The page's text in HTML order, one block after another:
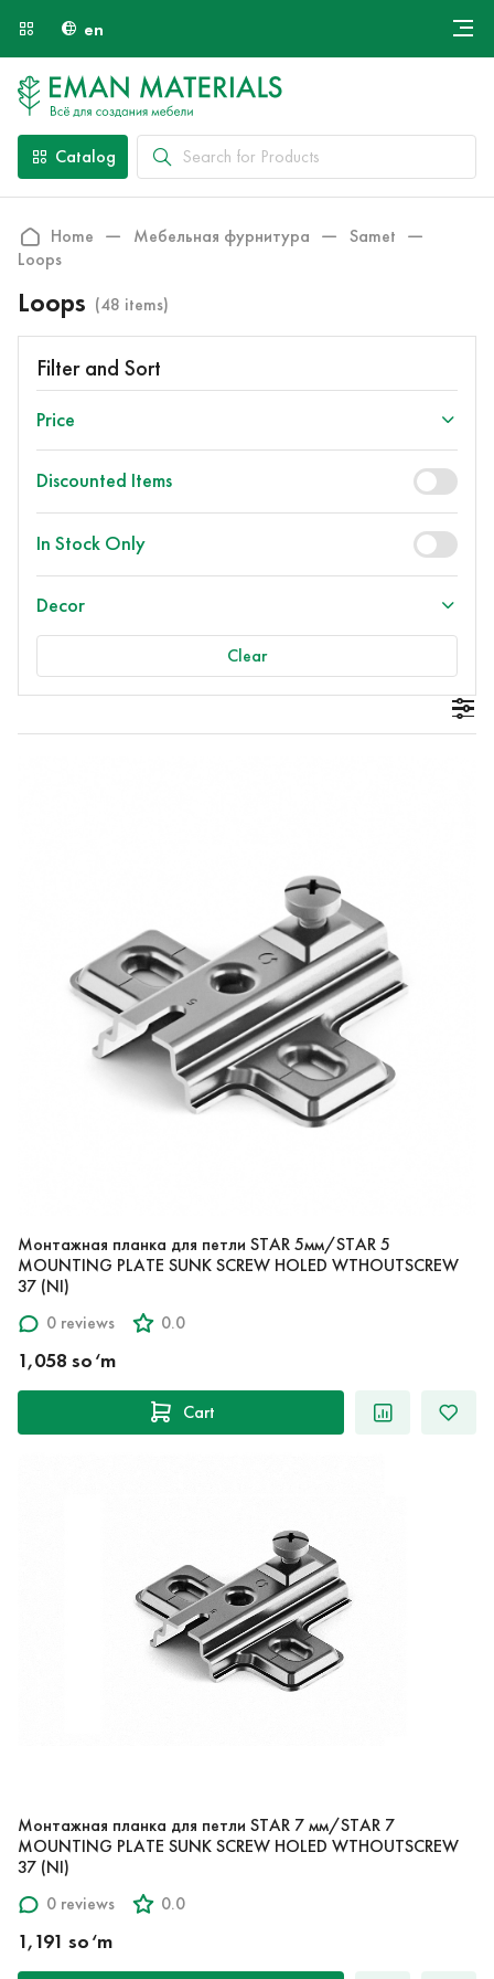
en
Payment and Delivery
Contacts
Catalog
Home Мебельная фурнитура
Samet
Loops
Loops (48 items)
Filter and Sort
Price
Discounted Items
In Stock Only
Decor
Clear
Монтажная планка для петли STAR 5мм/STAR 5
MOUNTING PLATE SUNK SCREW HOLED WTHOUTSCREW
37 (NI)
0 reviews
0.0
1,058 so‘m
Cart
Монтажная планка для петли STAR 7 мм/STAR 7
MOUNTING PLATE SUNK SCREW HOLED WTHOUTSCREW
37 (NI)
0 reviews
0.0
1,191 so‘m